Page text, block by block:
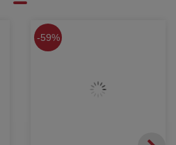
spódnicą lub cygaretkami i
59%